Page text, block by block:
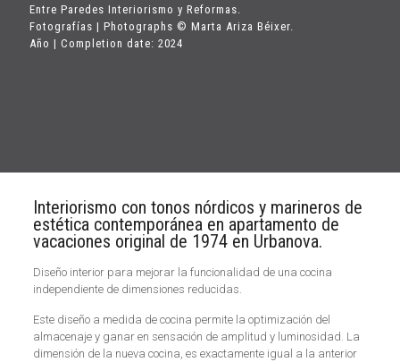
Entre Paredes Interiorismo y Reformas.
Fotografías | Photographs © Marta Ariza Béixer.
Año | Completion date: 2024
Interiorismo con tonos nórdicos y marineros de
estética contemporánea en apartamento de
vacaciones original de 1974 en Urbanova.
Diseño interior para mejorar la funcionalidad de una cocina
independiente de dimensiones reducidas.
Este diseño a medida de cocina permite la optimización del
almacenaje y ganar en sensación de amplitud y luminosidad. La
dimensión de la nueva cocina, es exactamente igual a la anterior